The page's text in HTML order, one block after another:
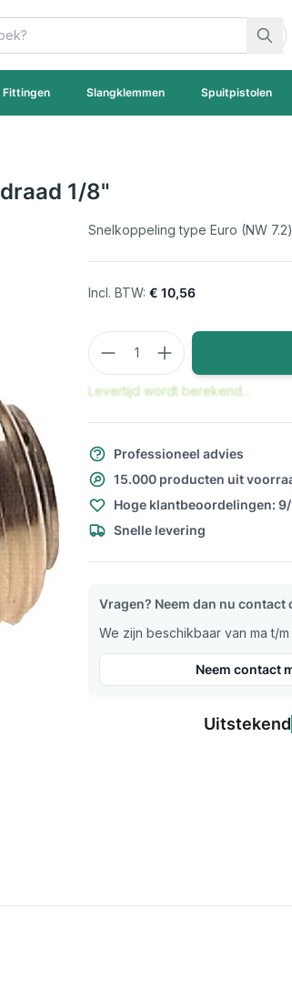
Fittingen Slangklemmen Spuitpistolen
1/8"
Snelkoppeling type Euro (NW
€ 10,56
Aantal
Levertijd wordt berekend...
Professioneel advies
15.000 producten uit
Hoge klantbeoordelingen:
Snelle levering
Vragen? Neem dan nu contact
We zijn beschikbaar van ma t/
Neem contact
Uitstekend